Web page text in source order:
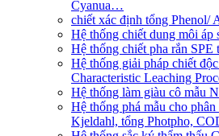
Cyanua…
chiết xác định tổng Phenol/
Hệ thống chiết dung môi áp
Hệ thống chiết pha rắn SPE
Hệ thống giải pháp chiết
Characteristic Leaching
Hệ thống làm giàu cô mẫu
Hệ thống phá mẫu cho
Kjeldahl, tổng Photpho,